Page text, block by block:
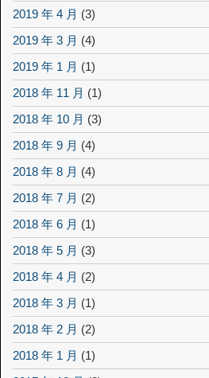
2019 年 4 月 (3)
2019 年 3 月 (4)
2019 年 1 月 (1)
2018 年 11 月 (1)
2018 年 10 月 (3)
2018 年 9 月 (4)
2018 年 8 月 (4)
2018 年 7 月 (2)
2018 年 6 月 (1)
2018 年 5 月 (3)
2018 年 4 月 (2)
2018 年 3 月 (1)
2018 年 2 月 (2)
2018 年 1 月 (1)